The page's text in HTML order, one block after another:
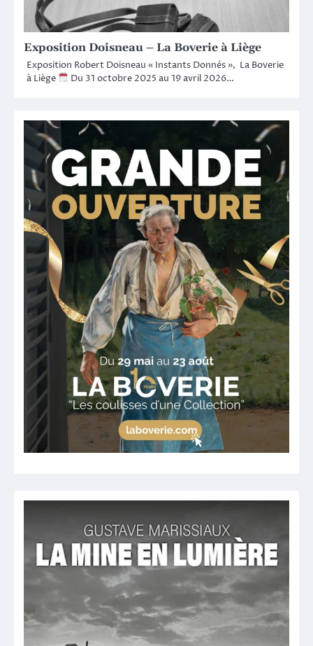
Exposition Doisneau – La Boverie à Liège
Exposition Robert Doisneau « Instants Donnés », La Boverie
à Liège
Du 31 octobre 2025 au 19 avril 2026…